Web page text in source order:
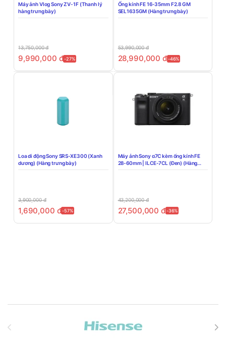
Máy ảnh Vlog Sony ZV-1F (Thanh lý
hàng trưng bày)
13,750,000đ
9,990,000 đ-27%
Ống kính FE 16-35mm F2.8 GM
SEL1635GM (Hàng trưng bày)
53,990,000đ
28,990,000 đ-46%
Loa di động Sony SRS-XE300 (Xanh
dương) (Hàng trưng bày)
3,900,000đ
1,690,000 đ-57%
Máy ảnh Sony α7C kèm ống kính FE
28-60mm | ILCE-7CL (Đen) (Hàng
43,200,000đ
27,500,000 đ-36%